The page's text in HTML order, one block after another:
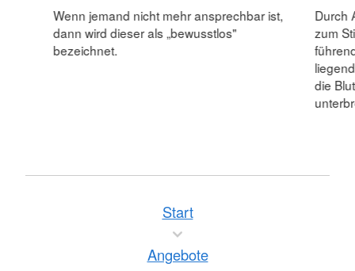
Wenn jemand nicht mehr ansprechbar ist,
dann wird dieser als „bewusstlos"
bezeichnet.
Durch
zum
die
Start
Angebote